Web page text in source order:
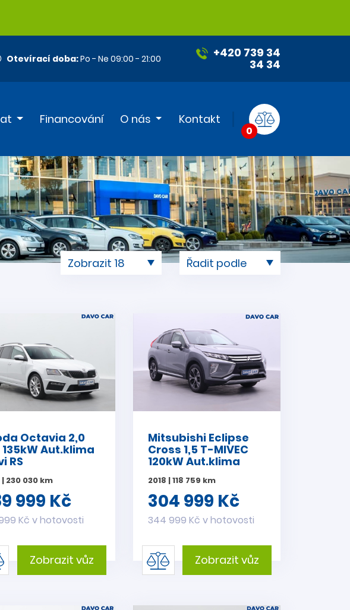
Otevírací doba:Po - Ne 09:00 - 21:00 +420 739 34
34 34
Financování O nás Kontakt
0
Octavia 2,0
135kW Aut.klima
RS
| 230 030 km
999 Kč
Kč v hotovosti
Zobrazit vůz
Mitsubishi Eclipse
Cross 1,5 T-MIVEC
120kW Aut.klima
2018 | 118 759 km
304 999 Kč
344 999 Kč v hotovosti
Zobrazit vůz